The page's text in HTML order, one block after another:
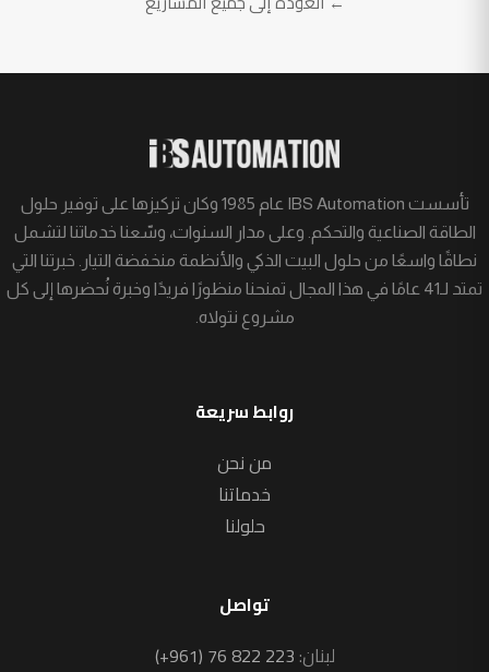
تأسست IBS Automation عام 1985 وكان تركيزها على توفير حلول
الطاقة الصناعية والتحكم. وعلى مدار السنوات، وسّعنا خدماتنا لتشمل
نطاقًا واسعًا من حلول البيت الذكي والأنظمة منخفضة التيار. خبرتنا التي
تمتد لـ41 عامًا في هذا المجال تمنحنا منظورًا فريدًا وخبرة نُحضرها إلى كل
مشروع نتولاه.
روابط سريعة
من نحن
خدماتنا
حلولنا
تواصل
لبنان:(+961) 76 822 223